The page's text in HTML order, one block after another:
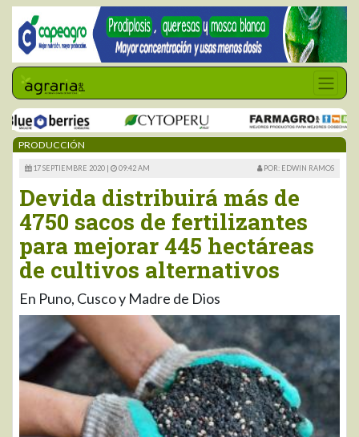
PRODUCCIÓN
17 SEPTIEMBRE 2020 | 09:42 AM POR: EDWIN RAMOS
Devida distribuirá más de
4750 sacos de fertilizantes
para mejorar 445 hectáreas
de cultivos alternativos
En Puno, Cusco y Madre de Dios